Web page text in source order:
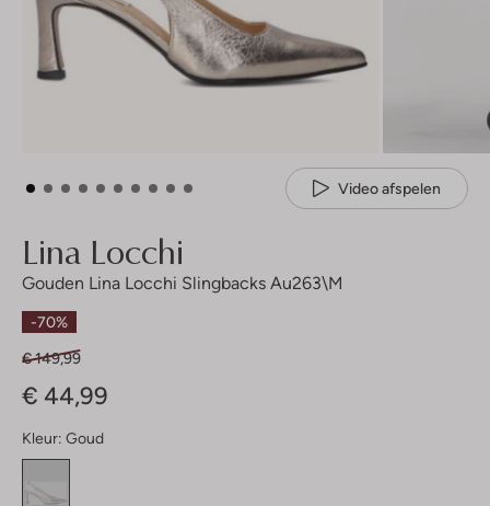
Video afspelen
Lina Locchi
Gouden Lina Locchi Slingbacks Au263\m
-70%
€ 149,99
€ 44,99
Kleur: Goud